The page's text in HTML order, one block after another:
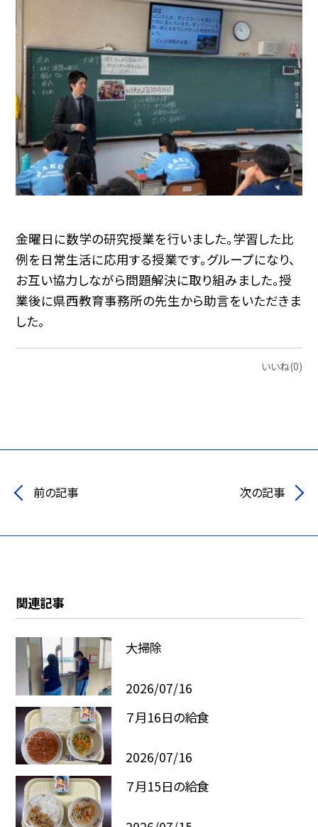
金曜日に数学の研究授業を行いました。学習した比
例を日常生活に応用する授業です。グループになり、
お互い協力しながら問題解決に取り組みました。授
業後に県西教育事務所の先生から助言をいただきま
した。
いいね(0)
前の記事 次の記事
関連記事
大掃除
2026/07/16
７月16日の給食
2026/07/16
７月15日の給食